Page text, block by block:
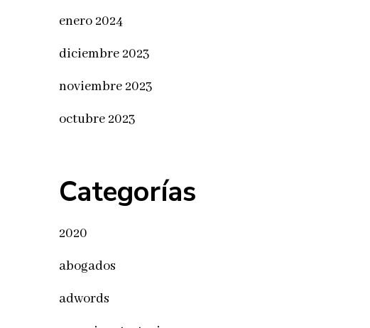
enero 2024
diciembre 2023
noviembre 2023
octubre 2023
Categorías
2020
abogados
adwords